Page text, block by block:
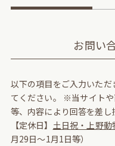
お問い
以下の項目をご入力いた
てください。
※当サイト
等、内容により回答を差し
【定休日】 土日祝・上野動
月29日～1月1日等）